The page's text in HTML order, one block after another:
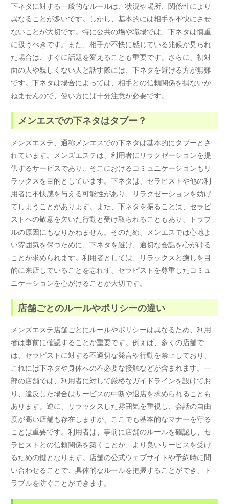
下ネタに対する一般的なルールは、状況や場所、関係性により
異なることが多いです。しかし、基本的には相手を不快にさせ
ないことが大切です。特に公共の場や職場では、下ネタは慎重
に扱うべきです。また、相手が不快に感じている兆候が見られ
た場合は、すぐに話題を変えることも重要です。さらに、初対
面の人や親しくない人と話す際には、下ネタを避ける方が無難
です。下ネタは場合によっては、相手との信頼関係を損ないか
ねませんので、使い方には十分注意が必要です。
メンエスでの下ネタはタブー？
メンズエステ、通称メンエスでの下ネタは基本的にタブーとさ
れています。メンズエステは、利用者にリラクゼーションを提
供するサービスであり、そこにおけるコミュニケーションもリ
ラックスを目的としています。下ネタは、セラピストや他の利
用者に不快感を与える可能性があり、リラクゼーションを妨げ
てしまうことがあります。また、下ネタを振ることは、セラピ
ストへの敬意を欠いた行動と受け取られることもあり、トラブ
ルの原因にもなりかねません。そのため、メンエスでは心地よ
い雰囲気を保つために、下ネタを避け、適切な会話を心がける
ことが求められます。利用者としては、リラックスと癒しを目
的に来店していることを忘れず、セラピストを尊重したコミュ
ニケーションを心がけることが大切です。
店舗ごとのルールやポリシーの違い
メンズエステ店舗ごとにルールやポリシーは異なるため、利用
者は事前に確認することが重要です。例えば、多くの店舗で
は、セラピストに対する不適切な発言や行動を禁止しており、
これには下ネタや身体への不必要な接触などが含まれます。一
部の店舗では、利用者に対して厳格なガイドラインを設けてお
り、違反した場合はサービスの中断や退店を求められることも
あります。逆に、リラックスした雰囲気を重視し、会話の自由
度が高い店舗も存在しますが、ここでも基本的なマナーを守る
ことは重要です。利用者は、事前に店舗のルールを確認し、セ
ラピストとの信頼関係を築くことが、より良いサービスを受け
るための鍵となります。店舗の公式ウェブサイトや予約時に問
い合わせることで、具体的なルールを把握することができ、ト
ラブルを防ぐことができます。